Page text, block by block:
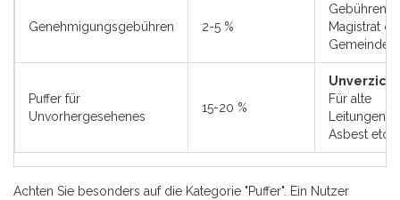
Genehmigungsgebühren 2-5 %
Gebühren
Magistrat
Puffer für
Unvorhergesehenes
15-20 %
Für alte
Leitungen,
Asbest etc.
Achten Sie besonders auf die Kategorie "Puffer". Ein Nutzer